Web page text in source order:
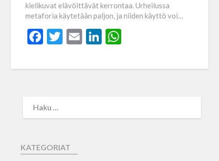
kielikuvat elävöittävät kerrontaa. Urheilussa
metaforia käytetään paljon, ja niiden käyttö voi…
Facebook
Twitter
EmailLinkedIn
KATEGORIAT